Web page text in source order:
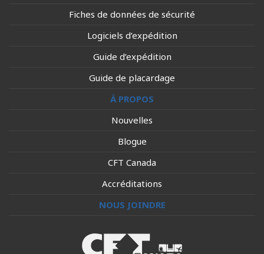
Fiches de données de sécurité
Logiciels d’expédition
Guide d’expédition
Guide de placardage
À PROPOS
Nouvelles
Blogue
CFT Canada
Accréditations
NOUS JOINDRE